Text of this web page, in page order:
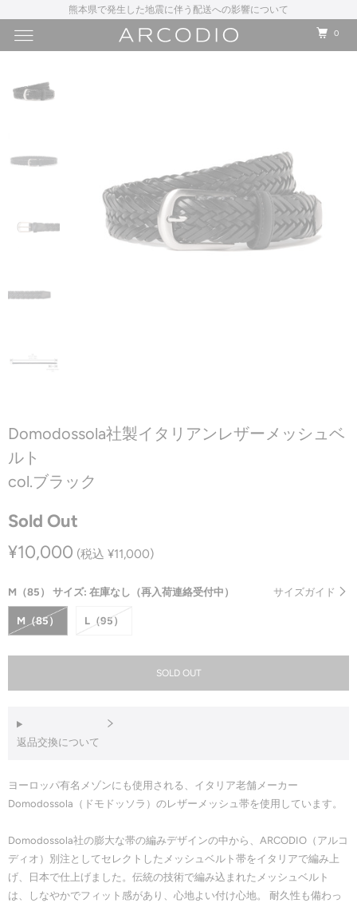
熊本県で発生した地震に伴う配送への影響について
Domodossola社製イタリアンレザーメッシュベ
ルト
col.ブラック
Sold Out
¥10,000 (税込 ¥11,000)
サイズガイド
M（85） サイズ: 在庫なし（再入荷連絡受付中）
M（85） L（95）
SOLD OUT
返品交換について
ヨーロッパ有名メゾンにも使用される、イタリア老舗メーカー
Domodossola（ドモドッソラ）のレザーメッシュ帯を使用しています。
Domodossola社の膨大な帯の編みデザインの中から、ARCODIO（アルコ
ディオ）別注としてセレクトしたメッシュベルト帯をイタリアで編み上
げ、日本で仕上げました。伝統の技術で編み込まれたメッシュベルト
は、しなやかでフィット感があり、心地よい付け心地。 耐久性も備わっ
0